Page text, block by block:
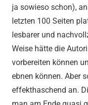
ja sowieso schon),
letzten 100 Seiten
lesbarer und
Weise hätte die
vorbereiten können
ebnen können. Aber
effekthaschend an.